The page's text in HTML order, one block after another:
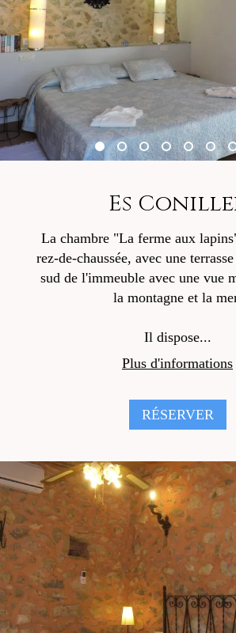
Es
La chambre "La ferme aux
rez-de-chaussée, avec une
sud de l'immeuble avec une vue
la montagne et la
Il dispose...
Plus d'informations
RÉSERVER